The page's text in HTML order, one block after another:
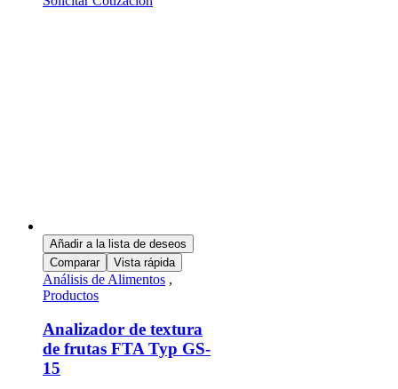
Añadir a la lista de deseos
Comparar
Vista rápida
Análisis de Alimentos ,
Productos
Analizador de textura
de frutas FTA Typ GS-
15